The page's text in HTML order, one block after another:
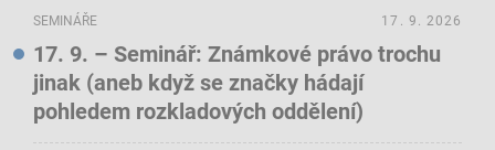
SEMINÁŘE
17. 9. – Seminář: Známkové právo trochu
jinak (aneb když se značky hádají
pohledem rozkladových oddělení)
17. 9. 2026